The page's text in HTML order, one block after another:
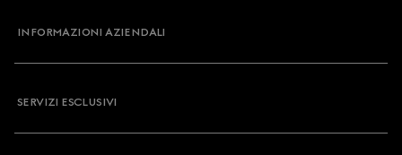
INFORMAZIONI AZIENDALI
SERVIZI ESCLUSIVI